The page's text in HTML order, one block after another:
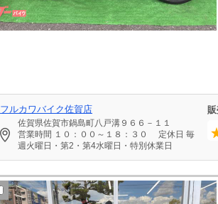
フルカワバイク佐賀店
佐賀県佐賀市鍋島町八戸溝９６６－１１
営業時間 １０：００～１８：３０ 定休日 毎
週火曜日・第2・第4水曜日・特別休業日